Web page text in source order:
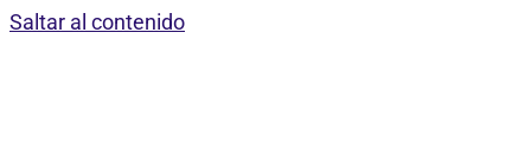
Saltar al contenido